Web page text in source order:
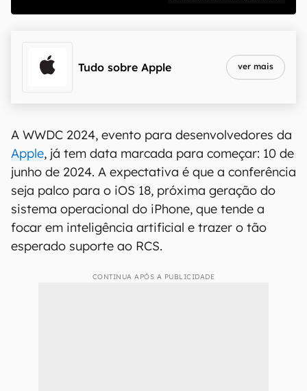
Tudo sobre Apple ver mais
A WWDC 2024, evento para desenvolvedores da
Apple, já tem data marcada para começar: 10 de
junho de 2024. A expectativa é que a conferência
seja palco para o iOS 18, próxima geração do
sistema operacional do iPhone, que tende a
focar em inteligência artificial e trazer o tão
esperado suporte ao RCS.
CONTINUA APÓS A PUBLICIDADE